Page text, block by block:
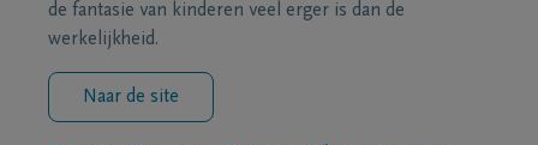
de fantasie van kinderen veel erger is dan de
werkelijkheid.
Naar de site